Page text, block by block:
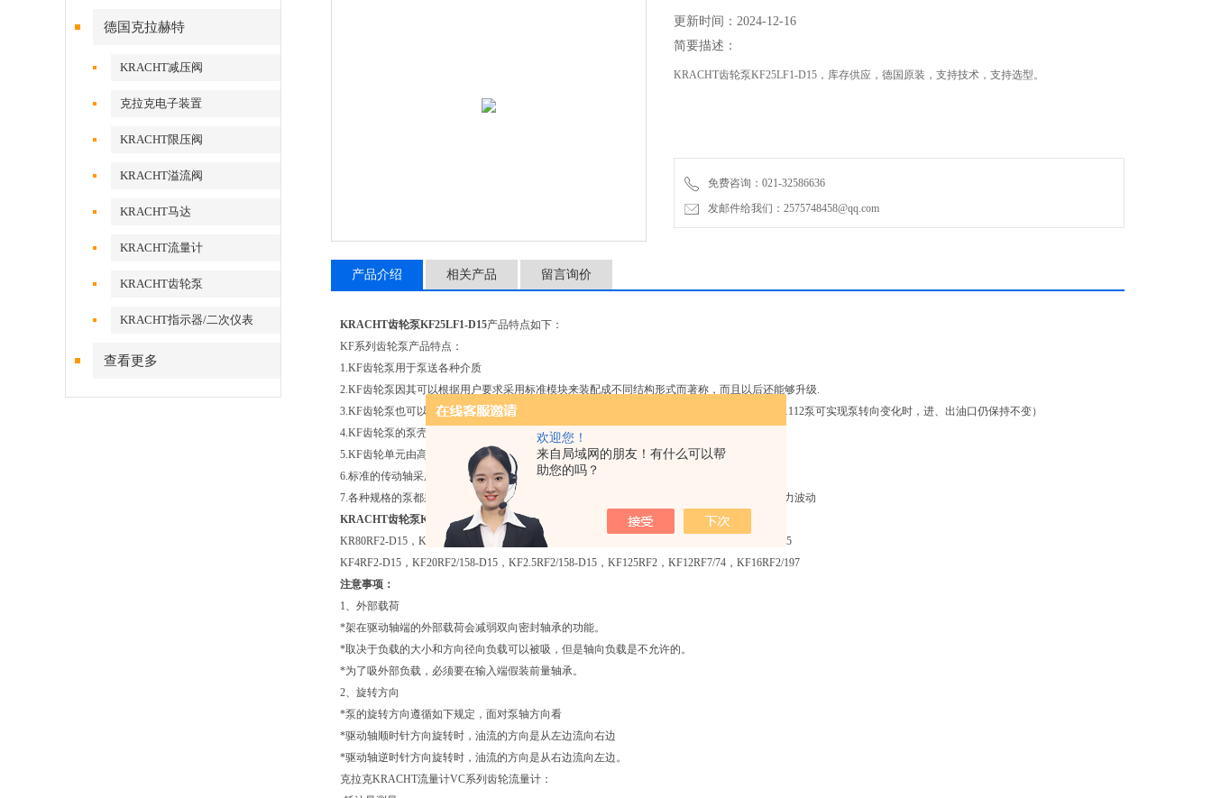
欢迎您！
来自局域网的朋友！有什么可以帮
助您的吗？
德国克拉赫特
KRACHT减压阀
克拉克电子装置
KRACHT限压阀
KRACHT溢流阀
KRACHT马达
KRACHT流量计
KRACHT齿轮泵
KRACHT指示器/二次仪表
查看更多
更新时间：2024-12-16
简要描述：
KRACHT齿轮泵KF25LF1-D15，库存供应，德国原装，支持技术，支持选型。
免费咨询：021-32586636
发邮件给我们：2575748458@qq.com
产品介绍 相关产品 留言询价
KRACHT齿轮泵KF25LF1-D15产品特点如下：
KF系列齿轮泵产品特点：
1.KF齿轮泵用于泵送各种介质
2.KF齿轮泵因其可以根据用户要求采用标准模块来装配成不同结构形式而著称，而且以后还能够升级.
3.KF齿轮泵也可以适用于润滑性能较弱的介质。（安装位置可任意选择。带双向阀组的KF32…112泵可实现泵转向变化时，进、出油口仍保持不变）
4.KF齿轮泵的泵壳是有灰口铸铁或者球墨铸铁制造，阀体是由球墨铸铁制造。
5.KF齿轮单元由高强度表层硬化钢铁制造，并通过特殊复合滑动轴承衬加固和安装。
6.标准的传动轴采用旋转轴唇型密封.
7.各种规格的泵都采用斜齿啮合.这一特点再加上特殊的齿型构造，能够大幅度低降低噪音和压力波动
KRACHT齿轮泵KF25LF1-D15 优势供应。
KR80RF2-D15，KF25RF2/158-D15，KF8RF1-D15，KF40RF2，KF112RF2-D15，KF32RF2-D15
KF4RF2-D15，KF20RF2/158-D15，KF2.5RF2/158-D15，KF125RF2，KF12RF7/74，KF16RF2/197
注意事项：
1、外部载荷
*架在驱动轴端的外部载荷会减弱双向密封轴承的功能。
*取决于负载的大小和方向径向负载可以被吸，但是轴向负载是不允许的。
*为了吸外部负载，必须要在输入端假装前量轴承。
2、旋转方向
*泵的旋转方向遵循如下规定，面对泵轴方向看
*驱动轴顺时针方向旋转时，油流的方向是从左边流向右边
*驱动轴逆时针方向旋转时，油流的方向是从右边流向左边。
克拉克KRACHT流量计VC系列齿轮流量计：